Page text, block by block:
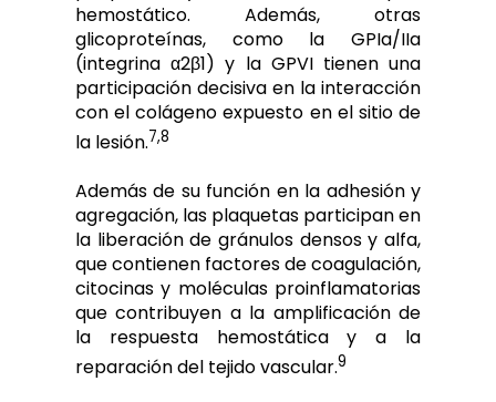
hemostático. Además, otras
glicoproteínas, como la GPIa/IIa
(integrina α2β1) y la GPVI tienen una
participación decisiva en la interacción
con el colágeno expuesto en el sitio de
la lesión.7,8
Además de su función en la adhesión y
agregación, las plaquetas participan en
la liberación de gránulos densos y alfa,
que contienen factores de coagulación,
citocinas y moléculas proinflamatorias
que contribuyen a la amplificación de
la respuesta hemostática y a la
reparación del tejido vascular.9